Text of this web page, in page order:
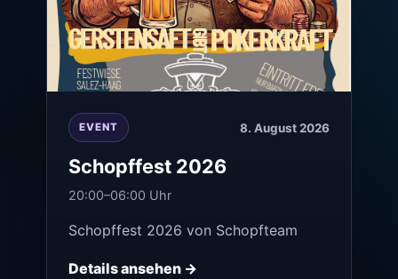
EVENT 8. August 2026
Schopffest 2026
20:00–06:00 Uhr
Schopffest 2026 von Schopfteam
Details ansehen →